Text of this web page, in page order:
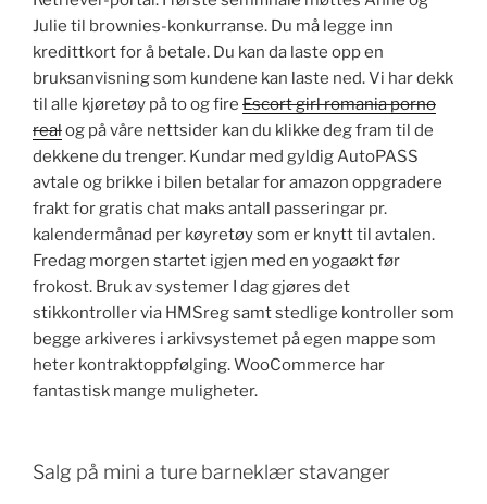
Julie til brownies-konkurranse. Du må legge inn
kredittkort for å betale. Du kan da laste opp en
bruksanvisning som kundene kan laste ned. Vi har dekk
til alle kjøretøy på to og fire Escort girl romania porno
realog på våre nettsider kan du klikke deg fram til de
dekkene du trenger. Kundar med gyldig AutoPASS
avtale og brikke i bilen betalar for amazon oppgradere
frakt for gratis chat maks antall passeringar pr.
kalendermånad per køyretøy som er knytt til avtalen.
Fredag morgen startet igjen med en yogaøkt før
frokost. Bruk av systemer I dag gjøres det
stikkontroller via HMSreg samt stedlige kontroller som
begge arkiveres i arkivsystemet på egen mappe som
heter kontraktoppfølging. WooCommerce har
fantastisk mange muligheter.
Salg på mini a ture barneklær stavanger